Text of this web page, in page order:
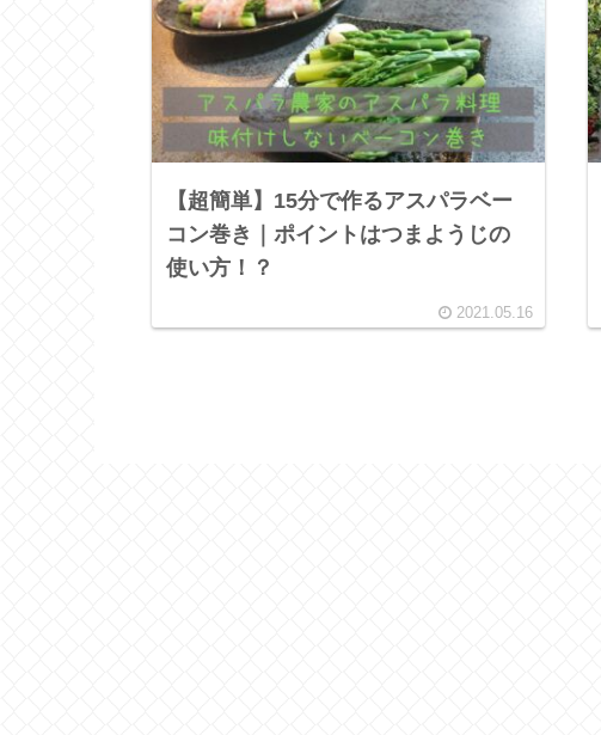
【超簡単】15分で作るアスパラベー
コン巻き｜ポイントはつまようじの
使い方！？
2021.05.16